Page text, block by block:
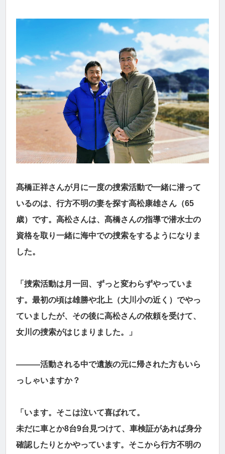
髙橋正祥さんが月に一度の捜索活動で一緒に潜って
いるのは、行方不明の妻を探す高松康雄さん（65
歳）です。高松さんは、髙橋さんの指導で潜水士の
資格を取り一緒に海中での捜索をするようになりま
した。
「捜索活動は月一回、ずっと変わらずやっていま
す。最初の頃は雄勝や北上（大川小の近く）でやっ
ていましたが、その後に高松さんの依頼を受けて、
女川の捜索がはじまりました。」
―――活動される中で遺族の元に帰された方もいら
っしゃいますか？
「います。そこは泣いて喜ばれて。
未だに車とか8台9台見つけて、車検証があれば身分
確認したりとかやっています。そこから行方不明の